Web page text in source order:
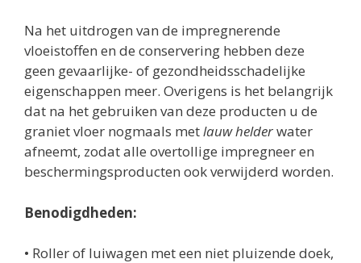
Na het uitdrogen van de impregnerende
vloeistoffen en de conservering hebben deze
geen gevaarlijke- of gezondheidsschadelijke
eigenschappen meer. Overigens is het belangrijk
dat na het gebruiken van deze producten u de
graniet vloer nogmaals metlauw helderwater
afneemt, zodat alle overtollige impregneer en
beschermingsproducten ook verwijderd worden.
Benodigdheden:
• Roller of luiwagen met een niet pluizende doek,